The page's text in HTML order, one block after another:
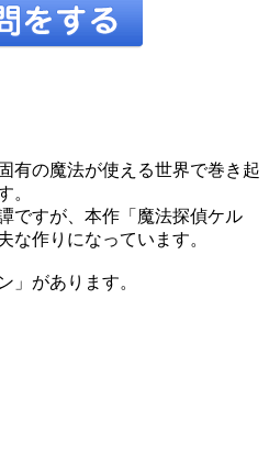
有の魔法が使える世界で巻き起
。
ですが、本作「魔法探偵ケル
な作りになっています。
」があります。